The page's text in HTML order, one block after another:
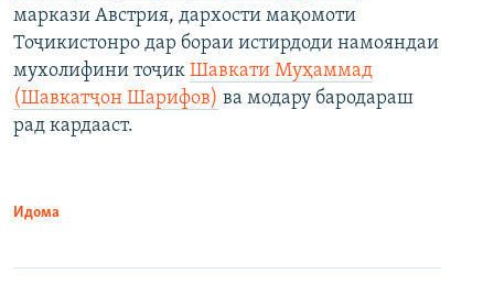
маркази Австрия, дархости мақомоти
Тоҷикистонро дар бораи истирдоди намояндаи
мухолифини тоҷик Шавкати Муҳаммад
(Шавкатҷон Шарифов) ва модару бародараш
рад кардааст.
Идома